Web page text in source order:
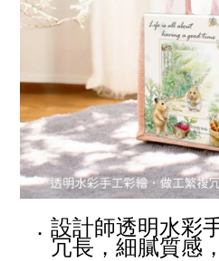
．設計師透明水彩
冗長，細膩質感